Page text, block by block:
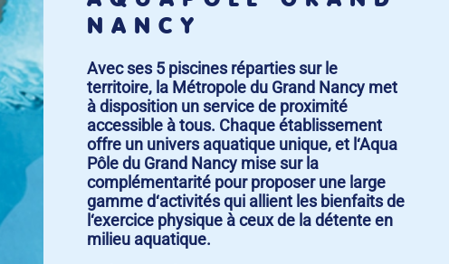
NANCY
Avec ses 5 piscines réparties sur le
territoire, la Métropole du Grand Nancy met
à disposition un service de proximité
accessible à tous. Chaque établissement
offre un univers aquatique unique, et l‘Aqua
Pôle du Grand Nancy mise sur la
complémentarité pour proposer une large
gamme d‘activités qui allient les bienfaits de
l‘exercice physique à ceux de la détente en
milieu aquatique.